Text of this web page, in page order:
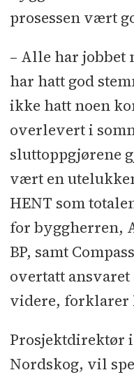
prosessen vært
– Alle har jobbet
har hatt god
ikke hatt noen
overlevert i
sluttoppgjørene
vært en
HENT som
for byggherren,
BP, samt
overtatt
videre, forklarer
Prosjektdirektør
Nordskog, vil